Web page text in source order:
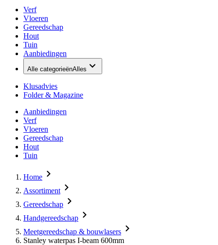
Verf
Vloeren
Gereedschap
Hout
Tuin
Aanbiedingen
Alle categorieënAlles
Klusadvies
Folder & Magazine
Aanbiedingen
Verf
Vloeren
Gereedschap
Hout
Tuin
Home
Assortiment
Gereedschap
Handgereedschap
Meetgereedschap & bouwlasers
Stanley waterpas I-beam 600mm